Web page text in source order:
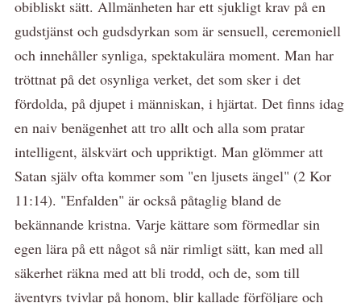
obibliskt sätt. Allmänheten har ett sjukligt krav på en
gudstjänst och gudsdyrkan som är sensuell, ceremoniell
och innehåller synliga, spektakulära moment. Man har
tröttnat på det osynliga verket, det som sker i det
fördolda, på djupet i människan, i hjärtat. Det finns idag
en naiv benägenhet att tro allt och alla som pratar
intelligent, älskvärt och uppriktigt. Man glömmer att
Satan själv ofta kommer som "en ljusets ängel" (2 Kor
11:14). "Enfalden" är också påtaglig bland de
bekännande kristna. Varje kättare som förmedlar sin
egen lära på ett något så när rimligt sätt, kan med all
säkerhet räkna med att bli trodd, och de, som till
äventyrs tvivlar på honom, blir kallade förföljare och